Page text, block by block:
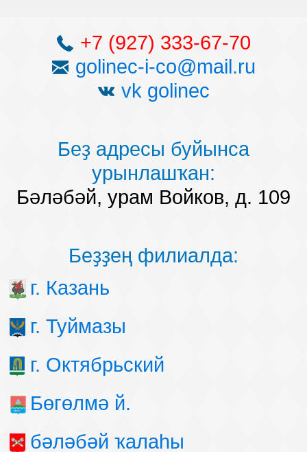
+7 (927) 333-67-70
golinec-i-co@mail.ru
vk golinec
Беҙ адресы буйынса
урынлашҡан:
Бәләбәй, урам Войков, д. 109
Беҙҙең филиалда:
г. Казань
г. Туймазы
г. Октябрьский
Бөгөлмә й.
бәләбәй ҡалаһы